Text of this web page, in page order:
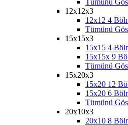
Tümünü
12x12x3
12x12 4
Tümünü
15x15x3
15x15 4
15x15x 9
Tümünü
15x20x3
15x20 12
15x20 6
Tümünü
20x10x3
20x10 8